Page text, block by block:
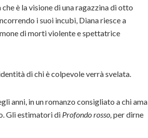
è la visione di una ragazzina di otto
i suoi incubi, Diana riesce a
di morti violente e spettatrice
di chi è colpevole verrà svelata.
anni, in un romanzo consigliato a chi ama
Gli estimatori di Profondo rosso, per dirne